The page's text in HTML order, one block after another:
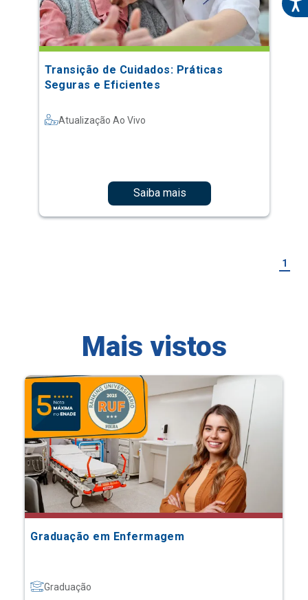
Transição de Cuidados: Práticas
Seguras e Eficientes
Atualização Ao Vivo
Saiba mais
1
Mais vistos
Graduação em Enfermagem
Graduação